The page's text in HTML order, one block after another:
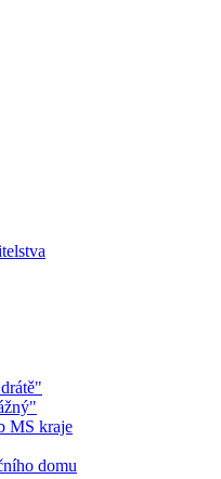
MS kraje
domu